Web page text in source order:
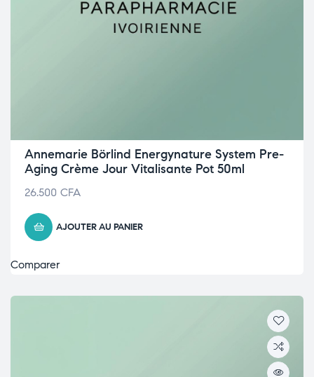
Annemarie Börlind Energynature System Pre-
Aging Crème Jour Vitalisante Pot 50ml
26.500 CFA
AJOUTER AU PANIER
Comparer